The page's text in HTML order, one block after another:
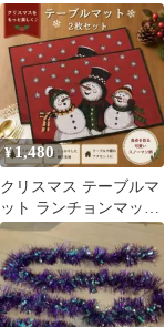
赤 オールドイングラ
ンド
¥1,480
クリスマス テーブルマ
ット ランチョンマット
2枚セット スノーマン
赤 北欧風